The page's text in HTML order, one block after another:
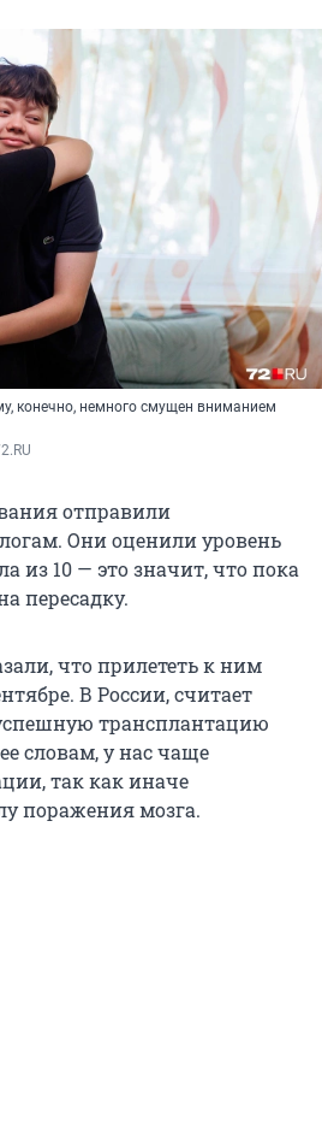
конечно, немного смущен вниманием
отправили
Они оценили уровень
из 10 — это значит, что пока
пересадку.
что прилететь к ним
В России, считает
трансплантацию
словам, у нас чаще
так как иначе
поражения мозга.